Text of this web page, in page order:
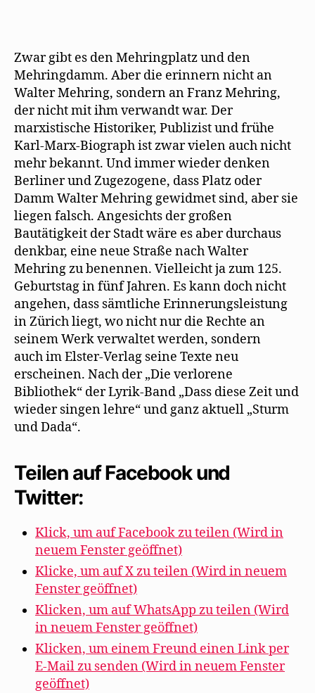
Zwar gibt es den Mehringplatz und den
Mehringdamm. Aber die erinnern nicht an
Walter Mehring, sondern an Franz Mehring,
der nicht mit ihm verwandt war. Der
marxistische Historiker, Publizist und frühe
Karl-Marx-Biograph ist zwar vielen auch nicht
mehr bekannt. Und immer wieder denken
Berliner und Zugezogene, dass Platz oder
Damm Walter Mehring gewidmet sind, aber sie
liegen falsch. Angesichts der großen
Bautätigkeit der Stadt wäre es aber durchaus
denkbar, eine neue Straße nach Walter
Mehring zu benennen. Vielleicht ja zum 125.
Geburtstag in fünf Jahren. Es kann doch nicht
angehen, dass sämtliche Erinnerungsleistung
in Zürich liegt, wo nicht nur die Rechte an
seinem Werk verwaltet werden, sondern
auch im Elster-Verlag seine Texte neu
erscheinen. Nach der „Die verlorene
Bibliothek“ der Lyrik-Band „Dass diese Zeit und
wieder singen lehre“ und ganz aktuell „Sturm
und Dada“.
Teilen auf Facebook und
Twitter:
Klick, um auf Facebook zu teilen (Wird in
neuem Fenster geöffnet)
Klicke, um auf X zu teilen (Wird in neuem
Fenster geöffnet)
Klicken, um auf WhatsApp zu teilen (Wird
in neuem Fenster geöffnet)
Klicken, um einem Freund einen Link per
E-Mail zu senden (Wird in neuem Fenster
geöffnet)